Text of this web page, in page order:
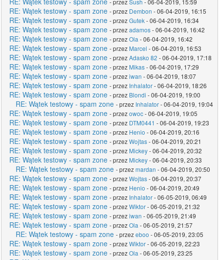
RE: Wątek testowy - spam zone - przez Dembon - 06-04-2019, 16:15
RE: Wątek testowy - spam zone - przezGutek- 06-04-2019, 16:34
RE: Wątek testowy - spam zone - przezadamos- 06-04-2019, 16:42
RE: Wątek testowy - spam zone - przezOla - 06-04-2019, 16:42
RE: Wątek testowy - spam zone - przez Marcel - 06-04-2019, 16:53
RE: Wątek testowy - spam zone - przezAdasko 82 - 06-04-2019, 17:18
RE: Wątek testowy - spam zone - przez Mikas- 06-04-2019, 17:29
RE: Wątek testowy - spam zone - przeziwan - 06-04-2019, 18:07
RE: Wątek testowy - spam zone - przez Inhalator- 06-04-2019, 18:26
RE: Wątek testowy - spam zone - przez Blondi - 06-04-2019, 19:00
RE: Wątek testowy - spam zone - przez Inhalator- 06-04-2019, 19:04
RE: Wątek testowy - spam zone - przezowoc- 06-04-2019, 19:05
RE: Wątek testowy - spam zone - przez DTM0441 - 06-04-2019, 19:23
RE: Wątek testowy - spam zone - przez Henio - 06-04-2019, 20:16
RE: Wątek testowy - spam zone - przezWojtas- 06-04-2019, 20:21
RE: Wątek testowy - spam zone - przez Mickey- 06-04-2019, 20:32
RE: Wątek testowy - spam zone - przez Mickey- 06-04-2019, 20:33
RE: Wątek testowy - spam zone - przezmardan - 06-04-2019, 20:50
RE: Wątek testowy - spam zone - przezWojtas- 06-04-2019, 20:37
RE: Wątek testowy - spam zone - przez Henio - 06-04-2019, 20:49
RE: Wątek testowy - spam zone - przez Inhalator- 06-05-2019, 06:49
RE: Wątek testowy - spam zone - przezWiktor- 06-05-2019, 21:32
RE: Wątek testowy - spam zone - przeziwan - 06-05-2019, 21:49
RE: Wątek testowy - spam zone - przezOla - 06-05-2019, 21:57
RE: Wątek testowy - spam zone - przezeboo - 06-05-2019, 23:05
RE: Wątek testowy - spam zone - przezWiktor- 06-05-2019, 22:23
RE: Wątek testowy - spam zone - przezOla - 06-05-2019, 23:25